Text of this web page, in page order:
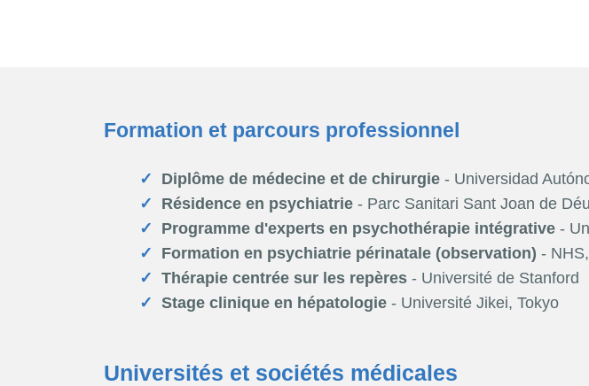
Formation et parcours professionnel
Diplôme de médecine et de chirurgie - Universidad
Résidence en psychiatrie - Parc Sanitari Sant Joan de
Programme d'experts en psychothérapie intégrative -
Formation en psychiatrie périnatale (observation) -
Thérapie centrée sur les repères - Université de Stanford
Stage clinique en hépatologie - Université Jikei, Tokyo
Universités et sociétés médicales